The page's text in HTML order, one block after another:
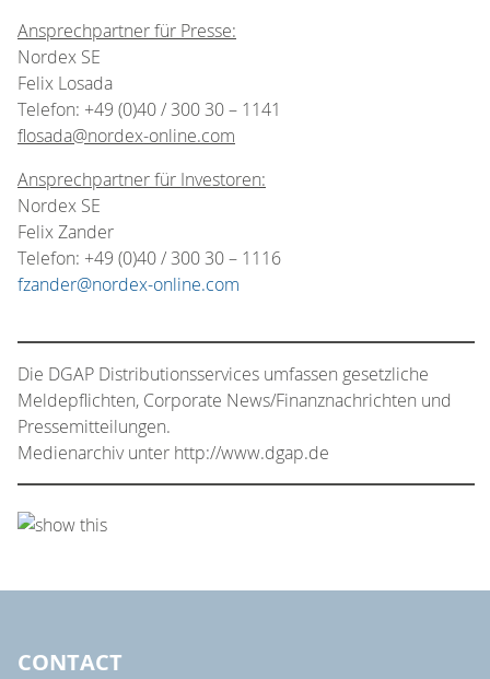
Ansprechpartner für Presse:
Nordex SE
Felix Losada
Telefon: +49 (0)40 / 300 30 – 1141
flosada@nordex-online.com
Ansprechpartner für Investoren:
Nordex SE
Felix Zander
Telefon: +49 (0)40 / 300 30 – 1116
fzander@nordex-online.com
Die DGAP Distributionsservices umfassen gesetzliche
Meldepflichten, Corporate News/Finanznachrichten und
Pressemitteilungen.
Medienarchiv unter http://www.dgap.de
CONTACT